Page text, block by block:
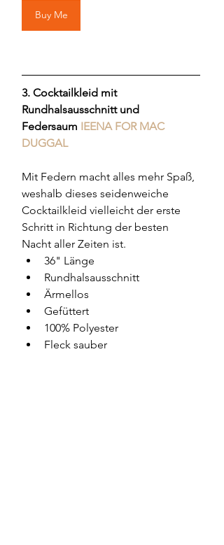
Buy Me
3. Cocktailkleid mit
Rundhalsausschnitt und
Federsaum IEENA FOR MAC
DUGGAL
Mit Federn macht alles mehr Spaß,
weshalb dieses seidenweiche
Cocktailkleid vielleicht der erste
Schritt in Richtung der besten
Nacht aller Zeiten ist.
36" Länge
Rundhalsausschnitt
Ärmellos
Gefüttert
100% Polyester
Fleck sauber